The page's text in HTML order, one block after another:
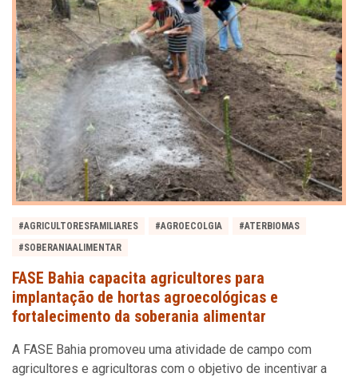
#AGRICULTORESFAMILIARES #AGROECOLGIA
#ATERBIOMAS
#SOBERANIAALIMENTAR
FASE Bahia capacita agricultores para
implantação de hortas agroecológicas e
fortalecimento da soberania alimentar
A FASE Bahia promoveu uma atividade de campo com
agricultores e agricultoras com o objetivo de incentivar a